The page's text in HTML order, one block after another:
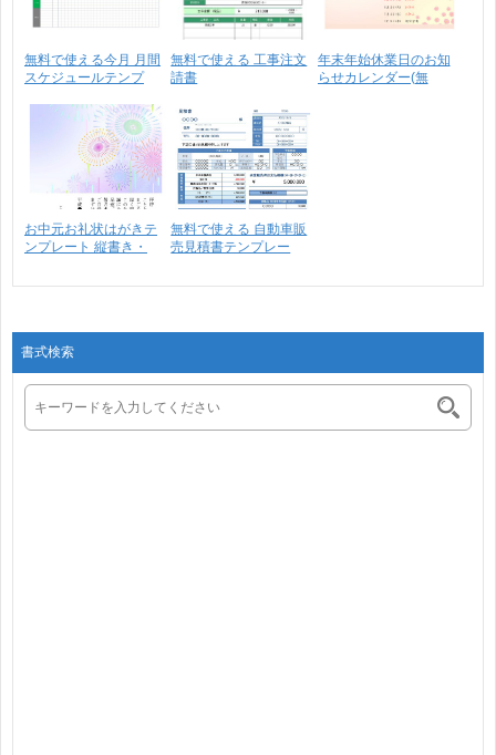
無料で使える今月 月間
スケジュールテンプ
無料で使える 工事注文
請書
年末年始休業日のお知
らせカレンダー(無
お中元お礼状はがきテ
ンプレート 縦書き・
無料で使える 自動車販
売見積書テンプレー
書式検索